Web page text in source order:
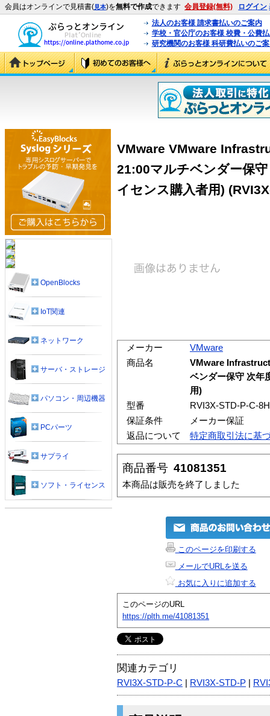
会員はオンラインで見積書(見本)を無料で作成できます 会員登録(無料) ログイン
法人のお客様 請求書払いのご案内
学校・官公庁のお客様 校費・公費
研究機関のお客様 科研費払いのご
VMware VMware
21:00マルチベンダー保
イセンス購入者用)
メーカー
VMware
商品名
VMware
ベンダー保守 次年
用)
型番
RVI3X-STD-P-C-8H
保証条件
メーカー保証
返品について
特定商取引法に基
商品番号 41081351
本商品は販売を終了しました
このページを印刷する
メールでURLを送る
お気に入りに追加する
このページのURL
https://plth.me/41081351
関連カテゴリ
RVI3X-STD-P-C RVI3X-STD-P
OpenBlocks
IoT関連
ネットワーク
サーバ・ストレージ
パソコン・周辺機器
PCパーツ
サプライ
ソフト・ライセンス